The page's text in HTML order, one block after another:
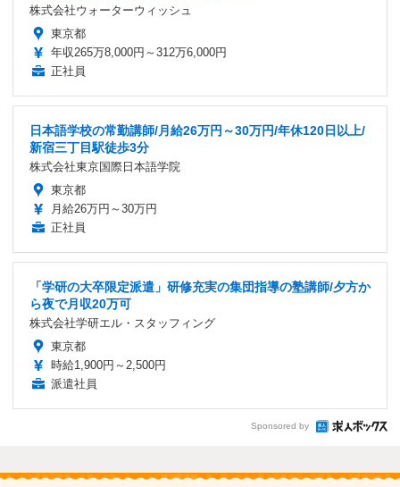
株式会社ウォーターウィッシュ
東京都
年収265万8,000円～312万6,000円
正社員
日本語学校の常勤講師/月給26万円～30万円/年休120日以上/
新宿三丁目駅徒歩3分
株式会社東京国際日本語学院
東京都
月給26万円～30万円
正社員
「学研の大卒限定派遣」研修充実の集団指導の塾講師/夕方か
ら夜で月収20万可
株式会社学研エル・スタッフィング
東京都
時給1,900円～2,500円
派遣社員
Sponsored by